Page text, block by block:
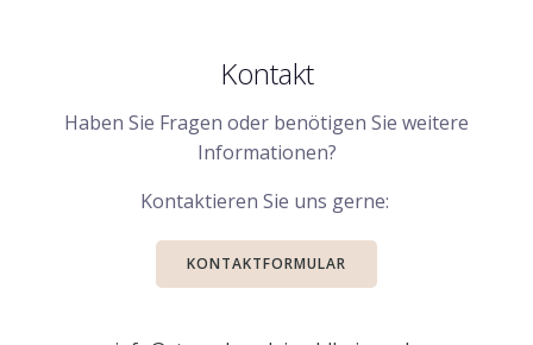
Kontakt
Haben Sie Fragen oder benötigen Sie weitere
Informationen?
Kontaktieren Sie uns gerne:
KONTAKTFORMULAR